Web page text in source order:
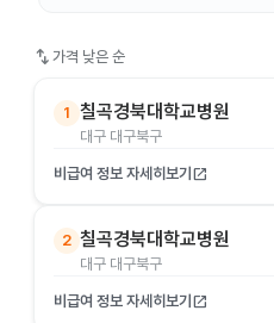
swap_vert 가격 낮은 순
1 칠곡경북대학교병원
대구 대구북구
비급여 정보 자세히보기 open_in_new
2 칠곡경북대학교병원
대구 대구북구
비급여 정보 자세히보기 open_in_new